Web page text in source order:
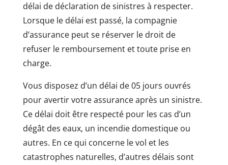
délai de déclaration de sinistres à respecter.
Lorsque le délai est passé, la compagnie
d’assurance peut se réserver le droit de
refuser le remboursement et toute prise en
charge.
Vous disposez d’un délai de 05 jours ouvrés
pour avertir votre assurance après un sinistre.
Ce délai doit être respecté pour les cas d’un
dégât des eaux, un incendie domestique ou
autres. En ce qui concerne le vol et les
catastrophes naturelles, d’autres délais sont